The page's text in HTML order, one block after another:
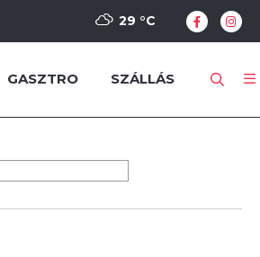
29 °C
GASZTRO SZÁLLÁS